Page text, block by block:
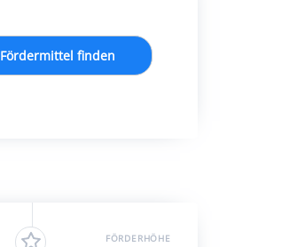
Fördermittel finden
FÖRDERHÖHE